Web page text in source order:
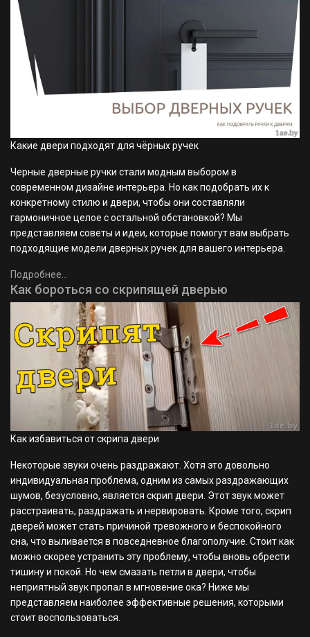
Какие двери подходят для чёрных ручек
Черные дверные ручки стали модным выбором в
современном дизайне интерьера. Но как подобрать их к
конкретному стилю и двери, чтобы они составляли
гармоничное целое с остальной обстановкой? Мы
представляем советы и идеи, которые помогут вам выбрать
подходящие модели дверных ручек для вашего интерьера.
Подробнее...
Как бороться со скрипящей дверью
Как избавиться от скрипа двери
Некоторые звуки очень раздражают. Хотя это довольно
индивидуальная проблема, одним из самых раздражающих
шумов, безусловно, является скрип двери. Этот звук может
расстраивать, раздражать и нервировать. Кроме того, скрип
дверей может стать причиной тревожного и беспокойного
сна, что выливается в повседневное благополучие. Стоит как
можно скорее устранить эту проблему, чтобы вновь обрести
тишину и покой. Но чем смазать петли в двери, чтобы
неприятный звук пропал в мгновение ока? Ниже мы
представляем наиболее эффективные решения, которыми
стоит воспользоваться.